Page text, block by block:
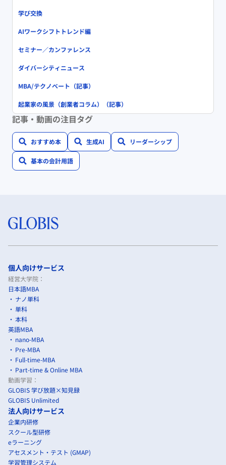
学び交換
AIワークシフトトレンド編
セミナー／カンファレンス
ダイバーシティニュース
MBA/テクノベート（記事）
起業家の風景（創業者コラム）（記事）
記事・動画の注目タグ
おすすめ本 生成AI リーダーシップ
基本の会計用語
個人向けサービス
経営大学院：
日本語MBA
ナノ単科
単科
本科
英語MBA
nano-MBA
Pre-MBA
Full-time-MBA
Part-time & Online MBA
動画学習：
GLOBIS 学び放題×知見録
GLOBIS Unlimited
法人向けサービス
企業内研修
スクール型研修
eラーニング
アセスメント・テスト (GMAP)
学習管理システム